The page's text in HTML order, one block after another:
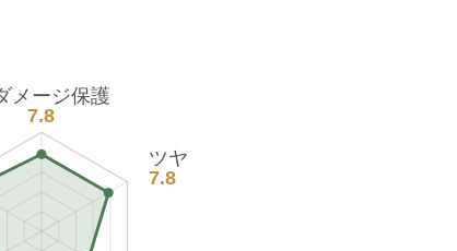
メージ保護
7.8
ツヤ
7.8